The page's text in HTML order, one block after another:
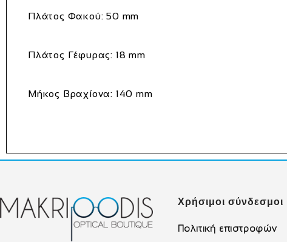
Πλάτος Φακού: 50 mm
Πλάτος Γέφυρας: 18 mm
Μήκος Βραχίονα: 140 mm
Χρήσιμοι σύνδεσμοι
Πολιτική επιστροφών